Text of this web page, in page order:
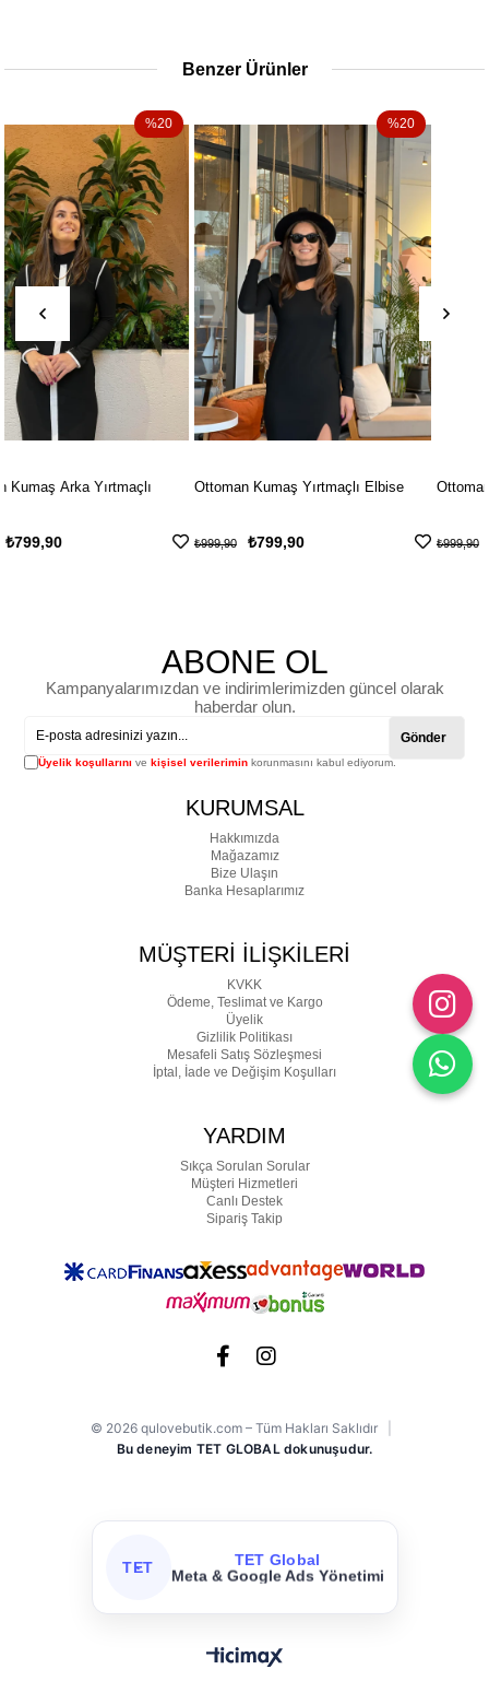
Benzer Ürünler
Ottoman Kumaş Yırtmaçlı Elbise
₺999,90
%20
Ottoman Kumaş Tokalı Elbise
₺999,90
ABONE OL
Kampanyalarımızdan ve indirimlerimizden güncel olarak
haberdar olun.
Gönder
Üyelik koşullarını ve kişisel verilerimin korunmasını kabul ediyorum.
KURUMSAL
Hakkımızda
Mağazamız
Bize Ulaşın
Banka Hesaplarımız
MÜŞTERİ İLİŞKİLERİ
KVKK
Ödeme, Teslimat ve Kargo
Üyelik
Gizlilik Politikası
Mesafeli Satış Sözleşmesi
İptal, İade ve Değişim Koşulları
YARDIM
Sıkça Sorulan Sorular
Müşteri Hizmetleri
Canlı Destek
Sipariş Takip
© 2026 qulovebutik.com – Tüm Hakları Saklıdır
Bu deneyim TET GLOBAL dokunuşudur.
TET
TET Global
Meta & Google Ads Yönetimi